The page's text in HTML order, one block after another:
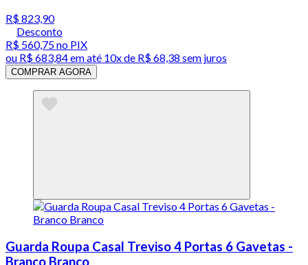
R$ 823,90
Desconto
R$ 560,75no PIX
ou R$ 683,84em até 10x de R$ 68,38 sem juros
COMPRAR AGORA
Guarda Roupa Casal Treviso 4 Portas 6 Gavetas -
Branco Branco